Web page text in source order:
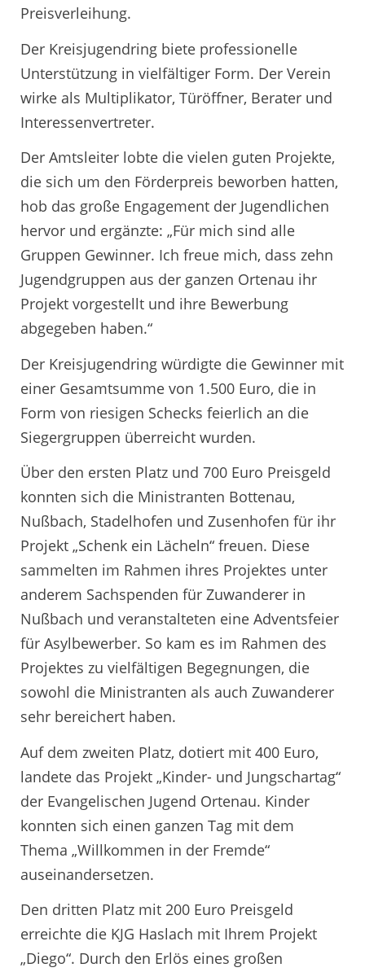
Preisverleihung.
Der Kreisjugendring biete professionelle
Unterstützung in vielfältiger Form. Der Verein
wirke als Multiplikator, Türöffner, Berater und
Interessenvertreter.
Der Amtsleiter lobte die vielen guten Projekte,
die sich um den Förderpreis beworben hatten,
hob das große Engagement der Jugendlichen
hervor und ergänzte: „Für mich sind alle
Gruppen Gewinner. Ich freue mich, dass zehn
Jugendgruppen aus der ganzen Ortenau ihr
Projekt vorgestellt und ihre Bewerbung
abgegeben haben.“
Der Kreisjugendring würdigte die Gewinner mit
einer Gesamtsumme von 1.500 Euro, die in
Form von riesigen Schecks feierlich an die
Siegergruppen überreicht wurden.
Über den ersten Platz und 700 Euro Preisgeld
konnten sich die Ministranten Bottenau,
Nußbach, Stadelhofen und Zusenhofen für ihr
Projekt „Schenk ein Lächeln“ freuen. Diese
sammelten im Rahmen ihres Projektes unter
anderem Sachspenden für Zuwanderer in
Nußbach und veranstalteten eine Adventsfeier
für Asylbewerber. So kam es im Rahmen des
Projektes zu vielfältigen Begegnungen, die
sowohl die Ministranten als auch Zuwanderer
sehr bereichert haben.
Auf dem zweiten Platz, dotiert mit 400 Euro,
landete das Projekt „Kinder- und Jungschartag“
der Evangelischen Jugend Ortenau. Kinder
konnten sich einen ganzen Tag mit dem
Thema „Willkommen in der Fremde“
auseinandersetzen.
Den dritten Platz mit 200 Euro Preisgeld
erreichte die KJG Haslach mit Ihrem Projekt
„Diego“. Durch den Erlös eines großen